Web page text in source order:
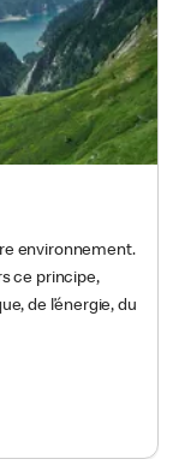
environnement.
ce principe,
de l’énergie, du